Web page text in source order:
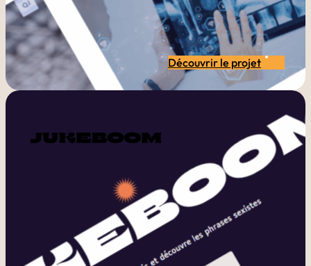
Découvrir le projet